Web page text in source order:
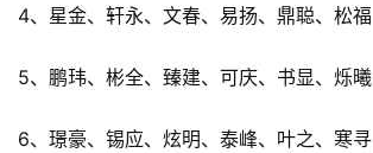
4、星金、轩永、文春、易扬、鼎聪、松福
5、鹏玮、彬全、臻建、可庆、书显、烁曦
6、璟豪、锡应、炫明、泰峰、叶之、寒寻